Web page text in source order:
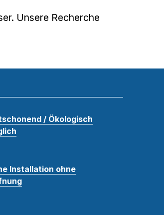
Unsere Recherche
/ Ökologisch
Installation ohne